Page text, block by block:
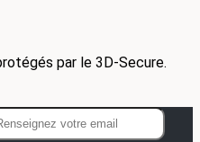
par le 3D-Secure.